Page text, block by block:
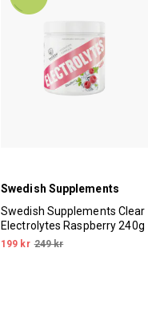
Swedish Supplements
Swedish Supplements Clear
Electrolytes Raspberry 240g
199 kr 249 kr